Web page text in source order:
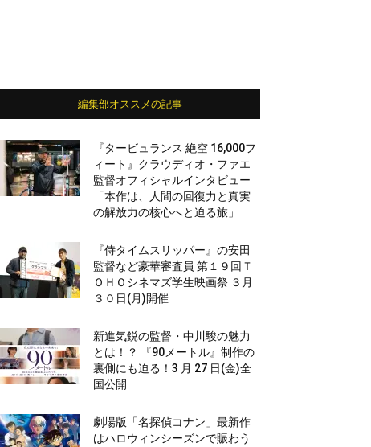
編集部オススメの記事
『タービュランス 絶空 16,000フ
ィート』クラウディオ・ファエ
監督オフィシャルインタビュー
「本作は、人間の回復力と真実
の解放力の核心へと迫る旅」
『侍タイムスリッパー』の安田
監督など豪華審査員 第１９回Ｔ
ＯＨＯシネマズ学生映画祭 ３月
３０日(月)開催
新進気鋭の監督・中川駿の魅力
とは！？ 『90メートル』制作の
裏側にも迫る！3 月 27 日(金)全
国公開
劇場版「名探偵コナン」最新作
はハロウィンシーズンで賑わう